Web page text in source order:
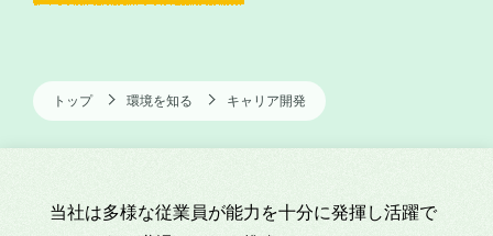
トップ 環境を知る キャリア開発
当社は多様な従業員が能力を十分に発揮し活躍で